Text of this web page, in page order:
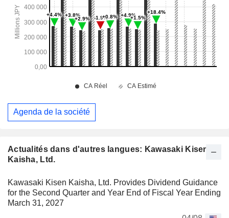
Actualités dans d'autres langues: Kawasaki Kisen
Kaisha, Ltd.
Kawasaki Kisen Kaisha, Ltd. Provides Dividend Guidance
for the Second Quarter and Year End of Fiscal Year Ending
March 31, 2027
Agenda de la société